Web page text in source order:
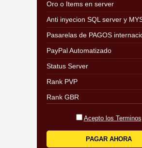
Oro o Items en server
Anti inyecion SQL server y
Pasarelas de PAGOS
PayPal Automatizado
Status Server
Rank PVP
Rank GBR
Desde Panel Usuario Pueden:
Cobrar Ruletas de premios
Acepto los Terminos
PAGAR AHORA